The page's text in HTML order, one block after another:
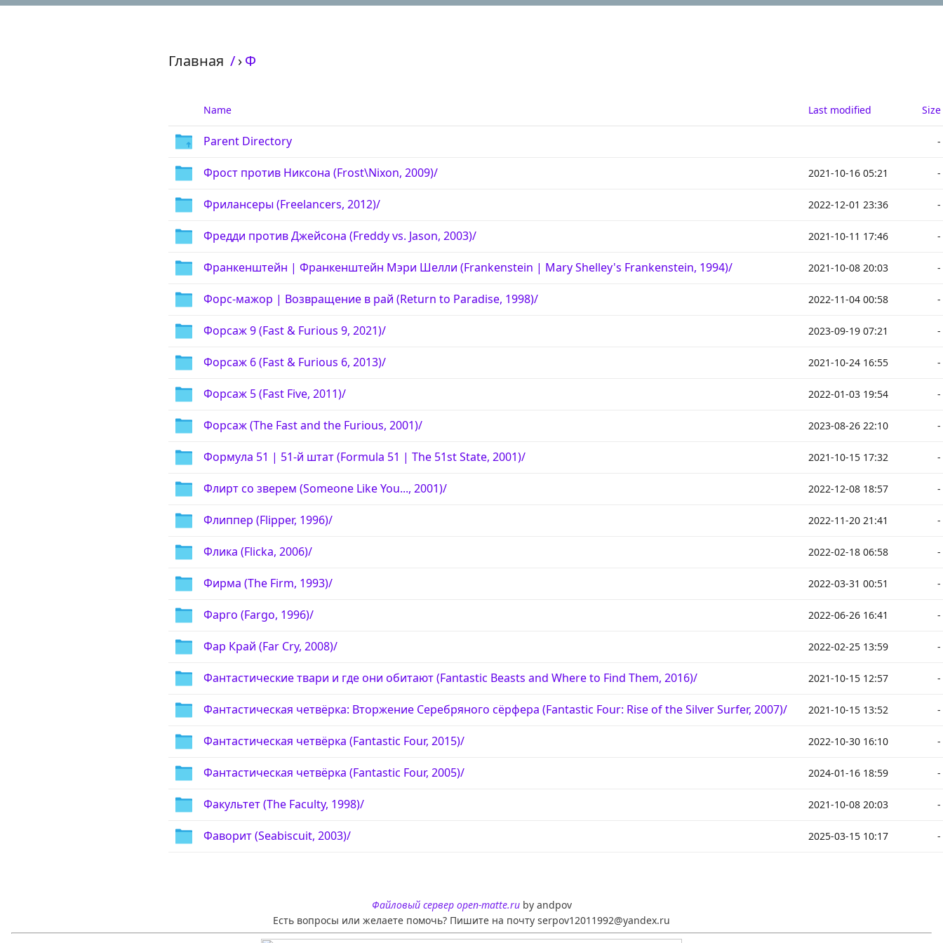
Главная /›Ф
Name Last modified Size
Parent Directory -
Фрост против Никсона (Frost\Nixon, 2009)/ 2021-10-16 05:21 -
Фрилансеры (Freelancers, 2012)/ 2022-12-01 23:36 -
Фредди против Джейсона (Freddy vs. Jason, 2003)/ 2021-10-11 17:46 -
Франкенштейн | Франкенштейн Мэри Шелли (Frankenstein | Mary Shelley's Frankenstein, 1994)/ 2021-10-08 20:03 -
Форс-мажор | Возвращение в рай (Return to Paradise, 1998)/ 2022-11-04 00:58 -
Форсаж 9 (Fast & Furious 9, 2021)/ 2023-09-19 07:21 -
Форсаж 6 (Fast & Furious 6, 2013)/ 2021-10-24 16:55 -
Форсаж 5 (Fast Five, 2011)/ 2022-01-03 19:54 -
Форсаж (The Fast and the Furious, 2001)/ 2023-08-26 22:10 -
Формула 51 | 51-й штат (Formula 51 | The 51st State, 2001)/ 2021-10-15 17:32 -
Флирт со зверем (Someone Like You..., 2001)/ 2022-12-08 18:57 -
Флиппер (Flipper, 1996)/ 2022-11-20 21:41 -
Флика (Flicka, 2006)/ 2022-02-18 06:58 -
Фирма (The Firm, 1993)/ 2022-03-31 00:51 -
Фарго (Fargo, 1996)/ 2022-06-26 16:41 -
Фар Край (Far Cry, 2008)/ 2022-02-25 13:59 -
Фантастические твари и где они обитают (Fantastic Beasts and Where to Find Them, 2016)/ 2021-10-15 12:57 -
Фантастическая четвёрка: Вторжение Серебряного сёрфера (Fantastic Four: Rise of the Silver Surfer, 2007)/ 2021-10-15 13:52 -
Фантастическая четвёрка (Fantastic Four, 2015)/ 2022-10-30 16:10 -
Фантастическая четвёрка (Fantastic Four, 2005)/ 2024-01-16 18:59 -
Факультет (The Faculty, 1998)/ 2021-10-08 20:03 -
Фаворит (Seabiscuit, 2003)/ 2025-03-15 10:17 -
Файловый сервер open-matte.ruby andpov
Есть вопросы или желаете помочь? Пишите на почту serpov12011992@yandex.ru